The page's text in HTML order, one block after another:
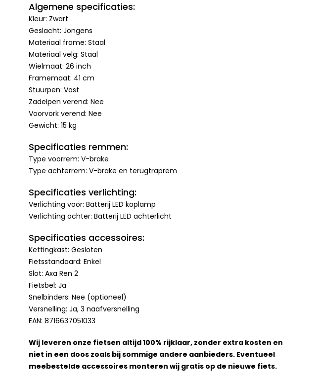
Algemene specificaties:
Kleur: Zwart
Geslacht: Jongens
Materiaal frame: Staal
Materiaal velg: Staal
Wielmaat: 26 inch
Framemaat: 41 cm
Stuurpen: Vast
Zadelpen verend: Nee
Voorvork verend: Nee
Gewicht: 15 kg
Specificaties remmen:
Type voorrem: V-brake
Type achterrem: V-brake en terugtraprem
Specificaties verlichting:
Verlichting voor: Batterij LED koplamp
Verlichting achter: Batterij LED achterlicht
Specificaties accessoires:
Kettingkast: Gesloten
Fietsstandaard: Enkel
Slot: Axa Ren 2
Fietsbel: Ja
Snelbinders: Nee (optioneel)
Versnelling: Ja, 3 naafversnelling
EAN: 8716637051033
Wij leveren onze fietsen altijd 100% rijklaar, zonder extra kosten en
niet in een doos zoals bij sommige andere aanbieders. Eventueel
meebestelde accessoires monteren wij gratis op de nieuwe fiets.